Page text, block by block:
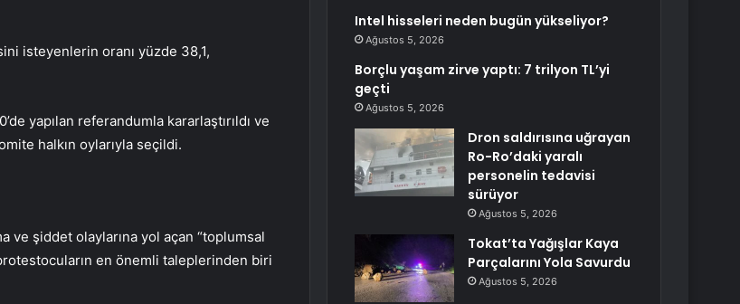
isteyenlerin oranı yüzde 38,1,
yapılan referandumla kararlaştırıldı ve
halkın oylarıyla seçildi.
ve şiddet olaylarına yol açan “toplumsal
en önemli taleplerinden biri
Intel hisseleri neden bugün yükseliyor?
Ağustos 5, 2026
Borçlu yaşam zirve yaptı: 7 trilyon TL’yi
geçti
Ağustos 5, 2026
Dron saldırısına uğrayan
Ro-Ro’daki yaralı
personelin tedavisi
sürüyor
Ağustos 5, 2026
Tokat’ta Yağışlar Kaya
Parçalarını Yola Savurdu
Ağustos 5, 2026